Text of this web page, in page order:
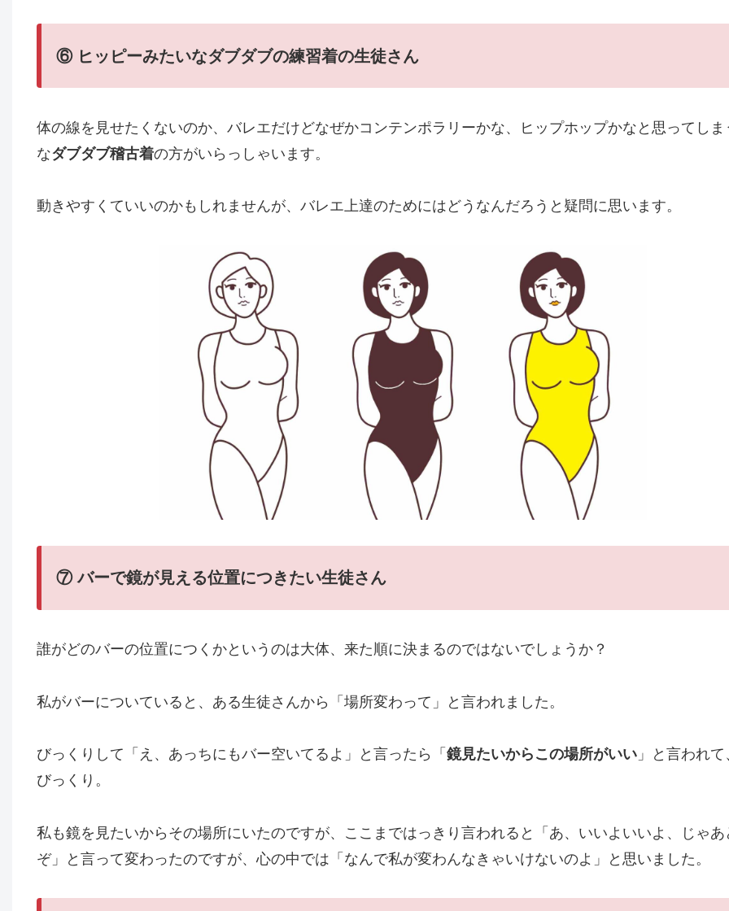
⑥ヒッピーみたいなダブダブの練習着の生徒さん
体の線を見せたくないのか、バレエだけどなぜかコンテンポラリーかな、ヒップホップかなと思ってしま
なダブダブ稽古着の方がいらっしゃいます。
動きやすくていいのかもしれませんが、バレエ上達のためにはどうなんだろうと疑問に思います。
⑦バーで鏡が見える位置につきたい生徒さん
誰がどのバーの位置につくかというのは大体、来た順に決まるのではないでしょうか？
私がバーについていると、ある生徒さんから「場所変わって」と言われました。
びっくりして「え、あっちにもバー空いてるよ」と言ったら「 鏡見たいからこの場所がいい」と言われて
びっくり。
私も鏡を見たいからその場所にいたのですが、ここまではっきり言われると「あ、いいよいいよ、じゃあ
ぞ」と言って変わったのですが、心の中では「なんで私が変わんなきゃいけないのよ」と思いました。